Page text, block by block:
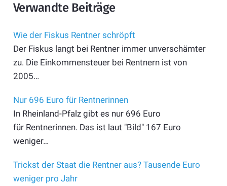
Verwandte Beiträge
Wie der Fiskus Rentner schröpft
Der Fiskus langt bei Rentner immer unverschämter
zu. Die Einkommensteuer bei Rentnern ist von
2005…
Nur 696 Euro für Rentnerinnen
In Rheinland-Pfalz gibt es nur 696 Euro
für Rentnerinnen. Das ist laut "Bild" 167 Euro
weniger…
Trickst der Staat die Rentner aus? Tausende Euro
weniger pro Jahr